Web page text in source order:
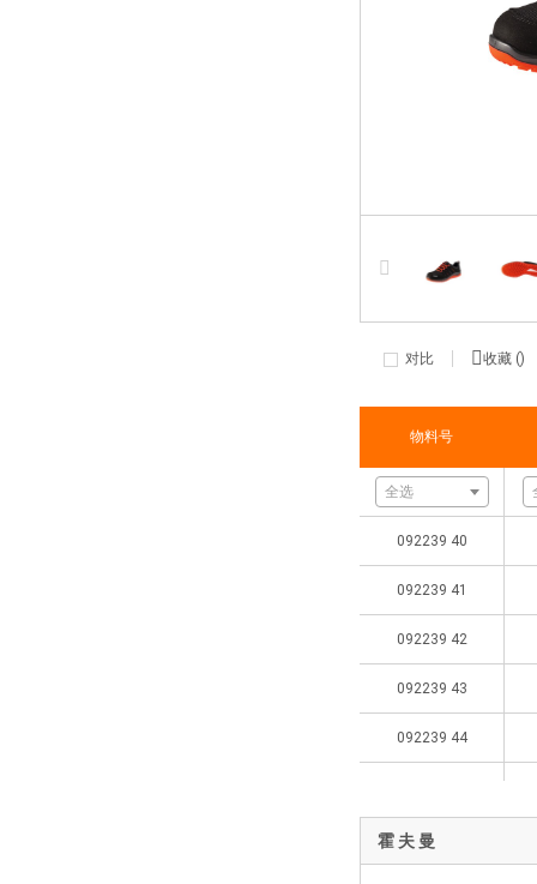
对比 收藏 ()
物料号
全选
092239 40
092239 41
092239 42
092239 43
092239 44
092239 46
霍 夫 曼